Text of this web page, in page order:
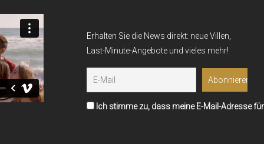
Erhalten Sie die News direkt: neue Villen,
Last-Minute-Angebote und vieles mehr!
Ich stimme zu, dass meine E-Mail-Adresse